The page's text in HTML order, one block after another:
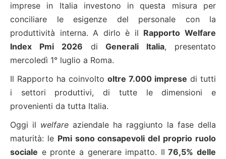
imprese in Italia investono in questa misura per
conciliare le esigenze del personale con la
produttività interna. A dirlo è il Rapporto Welfare
Index Pmi 2026 diGenerali Italia, presentato
mercoledì 1° luglio a Roma.
Il Rapporto ha coinvolto oltre 7.000 imprese di tutti
i settori produttivi, di tutte le dimensioni e
provenienti da tutta Italia.
Oggi il welfare aziendale ha raggiunto la fase della
maturità: le Pmi sono consapevoli del proprio ruolo
sociale e pronte a generare impatto. Il 76,5% delle